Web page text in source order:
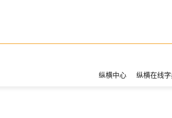
纵横中心 纵横在线